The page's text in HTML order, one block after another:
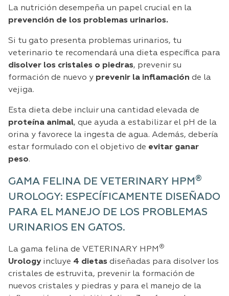
La nutrición desempeña un papel crucial en la
prevención de los problemas urinarios.
Si tu gato presenta problemas urinarios, tu
veterinario te recomendará una dieta específica para
disolver los cristales o piedras, prevenir su
formación de nuevo y prevenir la inflamación de la
vejiga.
Esta dieta debe incluir una cantidad elevada de
proteína animal, que ayuda a estabilizar el pH de la
orina y favorece la ingesta de agua. Además, debería
estar formulado con el objetivo de evitar ganar
peso.
GAMA FELINA DE VETERINARY HPM ®
UROLOGY: ESPECÍFICAMENTE DISEÑADO
PARA EL MANEJO DE LOS PROBLEMAS
URINARIOS EN GATOS.
La gama felina de VETERINARY HPM ®
Urologyincluye 4 dietas diseñadas para disolver los
cristales de estruvita, prevenir la formación de
nuevos cristales y piedras y para el manejo de la